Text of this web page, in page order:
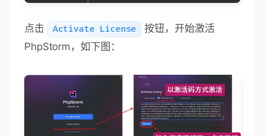
点击 Activate License
按钮，开始激活
PhpStorm，如下图：